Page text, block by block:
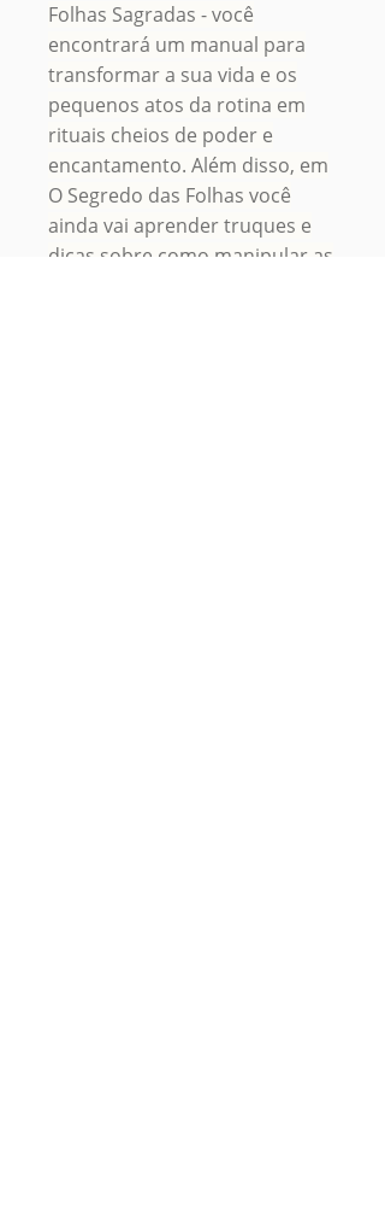
Folhas Sagradas - você
encontrará um manual para
transformar a sua vida e os
pequenos atos da rotina em
rituais cheios de poder e
encantamento. Além disso, em
O Segredo das Folhas você
ainda vai aprender truques e
dicas sobre como manipular as